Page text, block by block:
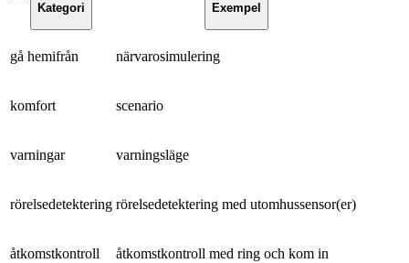
Kategori Exempel
gå hemifrån närvarosimulering
komfort scenario
varningar varningsläge
rörelsedetektering rörelsedetektering med utomhussensor(er)
åtkomstkontroll åtkomstkontroll med ring och kom in